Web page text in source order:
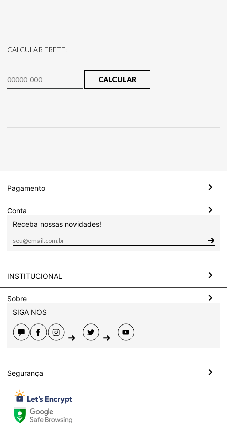
CALCULAR FRETE:
CALCULAR
Pagamento
Conta
Receba nossas novidades!
INSTITUCIONAL
Sobre
SIGA NOS
Segurança